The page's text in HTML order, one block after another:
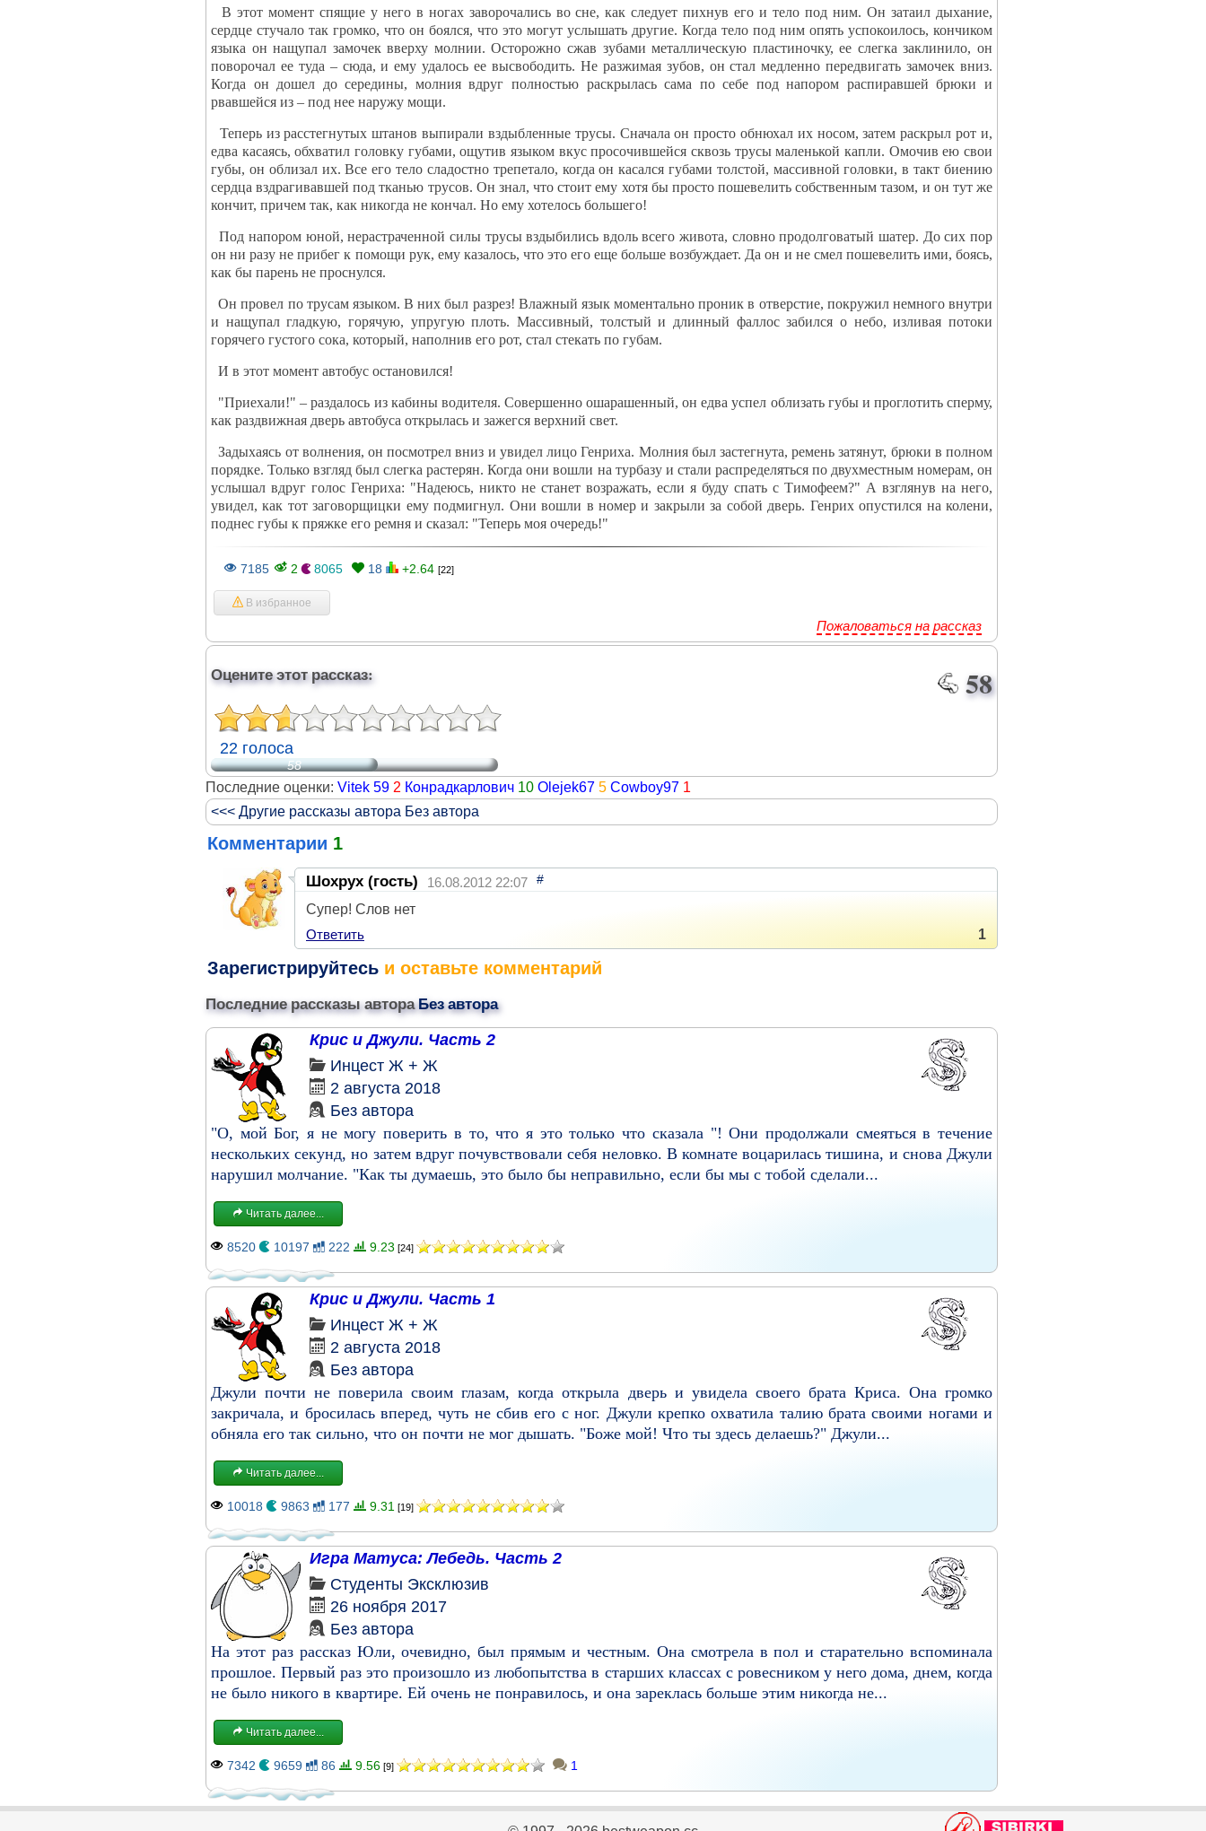
В этот момент спящие у него в ногах заворочались во сне, как следует пихнув его и тело под ним. Он затаил дыхание,
сердце стучало так громко, что он боялся, что это могут услышать другие. Когда тело под ним опять успокоилось, кончиком
языка он нащупал замочек вверху молнии. Осторожно сжав зубами металлическую пластиночку, ее слегка заклинило, он
поворочал ее туда – сюда, и ему удалось ее высвободить. Не разжимая зубов, он стал медленно передвигать замочек вниз.
Когда он дошел до середины, молния вдруг полностью раскрылась сама по себе под напором распиравшей брюки и
рвавшейся из – под нее наружу мощи.
Теперь из расстегнутых штанов выпирали вздыбленные трусы. Сначала он просто обнюхал их носом, затем раскрыл рот и,
едва касаясь, обхватил головку губами, ощутив языком вкус просочившейся сквозь трусы маленькой капли. Омочив ею свои
губы, он облизал их. Все его тело сладостно трепетало, когда он касался губами толстой, массивной головки, в такт биению
сердца вздрагивавшей под тканью трусов. Он знал, что стоит ему хотя бы просто пошевелить собственным тазом, и он тут же
кончит, причем так, как никогда не кончал. Но ему хотелось большего!
Под напором юной, нерастраченной силы трусы вздыбились вдоль всего живота, словно продолговатый шатер. До сих пор
он ни разу не прибег к помощи рук, ему казалось, что это его еще больше возбуждает. Да он и не смел пошевелить ими, боясь,
как бы парень не проснулся.
Он провел по трусам языком. В них был разрез! Влажный язык моментально проник в отверстие, покружил немного внутри
и нащупал гладкую, горячую, упругую плоть. Массивный, толстый и длинный фаллос забился о небо, изливая потоки
горячего густого сока, который, наполнив его рот, стал стекать по губам.
И в этот момент автобус остановился!
"Приехали!" – раздалось из кабины водителя. Совершенно ошарашенный, он едва успел облизать губы и проглотить сперму,
как раздвижная дверь автобуса открылась и зажегся верхний свет.
Задыхаясь от волнения, он посмотрел вниз и увидел лицо Генриха. Молния был застегнута, ремень затянут, брюки в полном
порядке. Только взгляд был слегка растерян. Когда они вошли на турбазу и стали распределяться по двухместным номерам, он
услышал вдруг голос Генриха: "Надеюсь, никто не станет возражать, если я буду спать с Тимофеем?" А взглянув на него,
увидел, как тот заговорщицки ему подмигнул. Они вошли в номер и закрыли за собой дверь. Генрих опустился на колени,
поднес губы к пряжке его ремня и сказал: "Теперь моя очередь!"
7185 2 8065 18 +2.64 [22]
В избранное
Пожаловаться на рассказ
Оцените этот рассказ: 58
22 голоса
58
Последние оценки: Vitek 59 2 Конрадкарлович 10 Olejek67 5 Cowboy97 1
<<< Другие рассказы автора Без автора
Комментарии 1
Шохрух (гость) 16.08.2012 22:07 #
Супер! Слов нет
Ответить
1
Зарегистрируйтесь и оставьте комментарий
Последние рассказы автораБез автора
Крис и Джули. Часть 2
Инцест Ж + Ж
2 августа 2018
Без автора
"О, мой Бог, я не могу поверить в то, что я это только что сказала "! Они продолжали смеяться в течение
нескольких секунд, но затем вдруг почувствовали себя неловко. В комнате воцарилась тишина, и снова Джули
нарушил молчание. "Как ты думаешь, это было бы неправильно, если бы мы с тобой сделали...
Читать далее...
8520 10197 222 9.23 [24]
Крис и Джули. Часть 1
Инцест Ж + Ж
2 августа 2018
Без автора
Джули почти не поверила своим глазам, когда открыла дверь и увидела своего брата Криса. Она громко
закричала, и бросилась вперед, чуть не сбив его с ног. Джули крепко охватила талию брата своими ногами и
обняла его так сильно, что он почти не мог дышать. "Боже мой! Что ты здесь делаешь?" Джули...
Читать далее...
10018 9863 177 9.31 [19]
Игра Матуса: Лебедь. Часть 2
Студенты Эксклюзив
26 ноября 2017
Без автора
На этот раз рассказ Юли, очевидно, был прямым и честным. Она смотрела в пол и старательно вспоминала
прошлое. Первый раз это произошло из любопытства в старших классах с ровесником у него дома, днем, когда
не было никого в квартире. Ей очень не понравилось, и она зареклась больше этим никогда не...
Читать далее...
7342 9659 86 9.56 [9] 1